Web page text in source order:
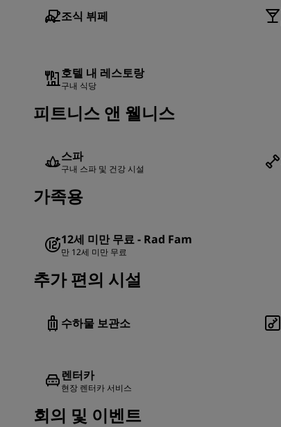
조식 뷔페
호텔 내 레스토랑
구내 식당
피트니스 앤 웰니스
스파
구내 스파 및 건강 시설
가족용
12세 미만 무료 - Rad Fam
만 12세 미만 무료
추가 편의 시설
수하물 보관소
렌터카
현장 렌터카 서비스
회의 및 이벤트